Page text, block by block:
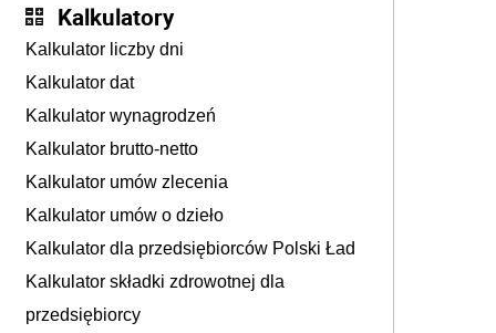
Kalkulatory
Kalkulator liczby dni
Kalkulator dat
Kalkulator wynagrodzeń
Kalkulator brutto-netto
Kalkulator umów zlecenia
Kalkulator umów o dzieło
Kalkulator dla przedsiębiorców Polski Ład
Kalkulator składki zdrowotnej dla
przedsiębiorcy